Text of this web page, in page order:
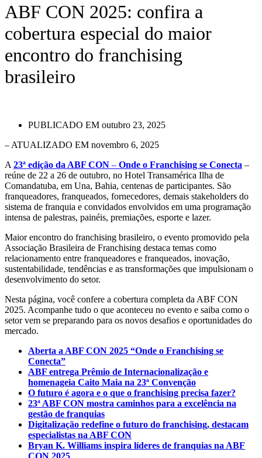
ABF CON 2025: confira a
cobertura especial do maior
encontro do franchising
brasileiro
PUBLICADO EM outubro 23, 2025
– ATUALIZADO EM novembro 6, 2025
A 23ª edição da ABF CON – Onde o Franchising se Conecta –
reúne de 22 a 26 de outubro, no Hotel Transamérica Ilha de
Comandatuba, em Una, Bahia, centenas de participantes. São
franqueadores, franqueados, fornecedores, demais stakeholders do
sistema de franquia e convidados envolvidos em uma programação
intensa de palestras, painéis, premiações, esporte e lazer.
Maior encontro do franchising brasileiro, o evento promovido pela
Associação Brasileira de Franchising destaca temas como
relacionamento entre franqueadores e franqueados, inovação,
sustentabilidade, tendências e as transformações que impulsionam o
desenvolvimento do setor.
Nesta página, você confere a cobertura completa da ABF CON
2025. Acompanhe tudo o que aconteceu no evento e saiba como o
setor vem se preparando para os novos desafios e oportunidades do
mercado.
Aberta a ABF CON 2025 “Onde o Franchising se
Conecta”
ABF entrega Prêmio de Internacionalização e
homenageia Caito Maia na 23ª Convenção
O futuro é agora e o que o franchising precisa fazer?
23ª ABF CON mostra caminhos para a excelência na
gestão de franquias
Digitalização redefine o futuro do franchising, destacam
especialistas na ABF CON
Bryan K. Williams inspira líderes de franquias na ABF